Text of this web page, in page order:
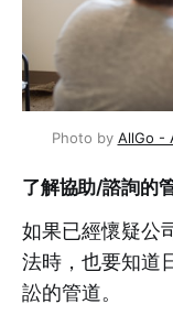
Photo by AllGo -
了解協助/諮詢的
如果已經懷疑公
法時，也要知道
訟的管道。